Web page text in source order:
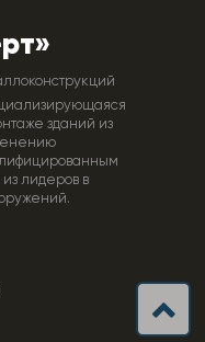
зданий из
лидеров в